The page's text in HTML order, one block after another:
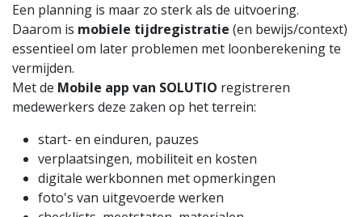
Een planning is maar zo sterk als de uitvoering.
Daarom is mobiele tijdregistratie (en bewijs/context)
essentieel om later problemen met loonberekening te
vermijden.
Met de Mobile app van SOLUTIO registreren
medewerkers deze zaken op het terrein:
start- en einduren, pauzes
verplaatsingen, mobiliteit en kosten
digitale werkbonnen met opmerkingen
foto's van uitgevoerde werken